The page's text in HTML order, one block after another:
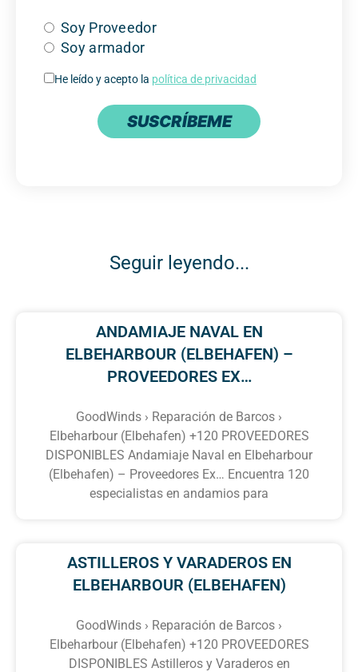
Soy Proveedor
Soy armador
He leído y acepto la política de privacidad
SUSCRÍBEME
Seguir leyendo...
ANDAMIAJE NAVAL EN
ELBEHARBOUR (ELBEHAFEN) –
PROVEEDORES EX…
GoodWinds › Reparación de Barcos ›
Elbeharbour (Elbehafen) +120 PROVEEDORES
DISPONIBLES Andamiaje Naval en Elbeharbour
(Elbehafen) – Proveedores Ex… Encuentra 120
especialistas en andamios para
ASTILLEROS Y VARADEROS EN
ELBEHARBOUR (ELBEHAFEN)
GoodWinds › Reparación de Barcos ›
Elbeharbour (Elbehafen) +120 PROVEEDORES
DISPONIBLES Astilleros y Varaderos en